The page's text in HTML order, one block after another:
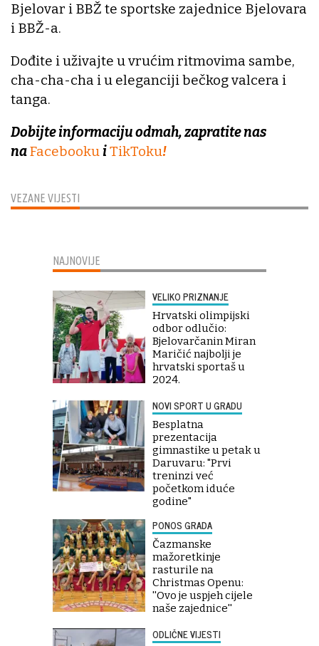
VEZANE VIJESTI
Bjelovar i BBŽ te sportske zajednice Bjelovara
i BBŽ-a.
Dođite i uživajte u vrućim ritmovima sambe,
cha-cha-cha i u eleganciji bečkog valcera i
tanga.
Dobijte informaciju odmah, zapratite nas
naFacebookuiTikToku!
NAJNOVIJE
VELIKO PRIZNANJE
Hrvatski olimpijski
odbor odlučio:
Bjelovarčanin Miran
Maričić najbolji je
hrvatski sportaš u
2024.
NOVI SPORT U GRADU
Besplatna
prezentacija
gimnastike u petak u
Daruvaru: "Prvi
treninzi već
početkom iduće
godine"
PONOS GRADA
Čazmanske
mažoretkinje
rasturile na
Christmas Openu:
''Ovo je uspjeh cijele
naše zajednice''
ODLIČNE VIJESTI